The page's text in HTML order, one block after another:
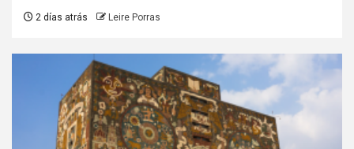
2 días atrás Leire Porras